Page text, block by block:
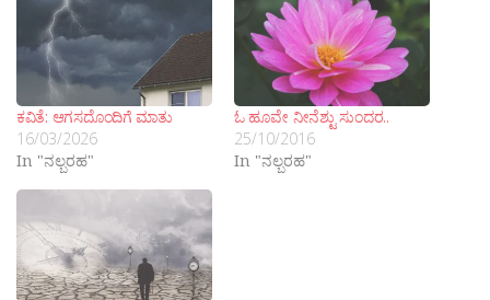
ಕವಿತೆ: ಆಗಸದೊಂದಿಗೆ ಮಾತು
16/03/2026
In "ನಲ್ಬರಹ"
ಓ ಹೂವೇ ನೀನೆಶ್ಟು ಸುಂದರ..
25/10/2016
In "ನಲ್ಬರಹ"